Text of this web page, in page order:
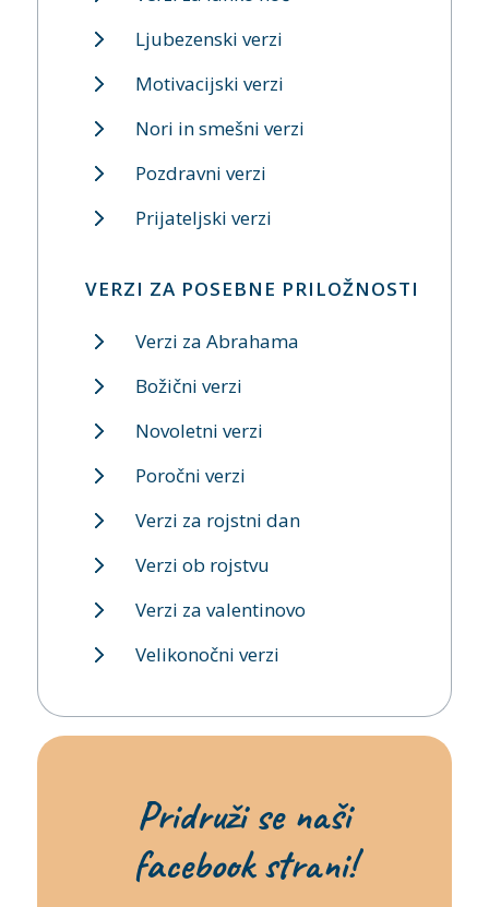
Ljubezenski verzi
Motivacijski verzi
Nori in smešni verzi
Pozdravni verzi
Prijateljski verzi
VERZI ZA POSEBNE PRILOŽNOSTI
Verzi za Abrahama
Božični verzi
Novoletni verzi
Poročni verzi
Verzi za rojstni dan
Verzi ob rojstvu
Verzi za valentinovo
Velikonočni verzi
Pridruži se naši
facebook strani!